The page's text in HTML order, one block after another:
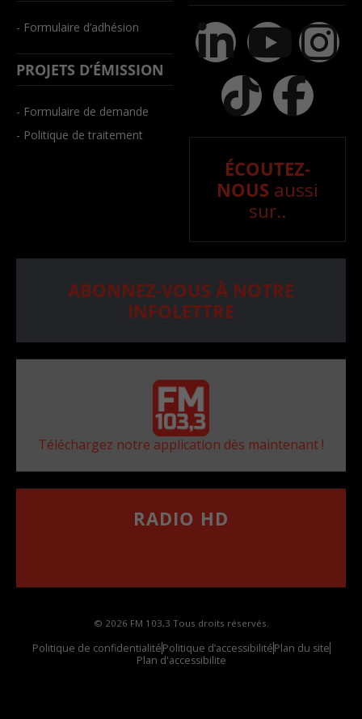
- Formulaire d’adhésion
PROJETS D’ÉMISSION
- Formulaire de demande
- Politique de traitement
ÉCOUTEZ-
NOUS aussi
sur..
ABONNEZ-VOUS À NOTRE
INFOLETTRE
Téléchargez notre application dès maintenant !
RADIO HD
© 2026 FM 103,3 Tous droits réservés.
Politique de confidentialitéPolitique d’accessibilitéPlan du site
Plan d'accessibilite